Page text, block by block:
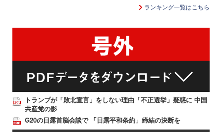
ランキング一覧はこちら
トランプが「敗北宣言」をしない理由「不正選挙」疑惑に 中国
共産党の影
G20の日露首脳会談で 「日露平和条約」締結の決断を